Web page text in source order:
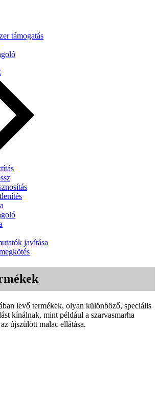
támogatás
javítása
levő termékek, olyan különböző, speciális
kínálnak, mint például a szarvasmarha
újszülött malac ellátása.